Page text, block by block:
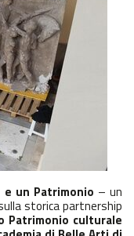
un Patrimonio – un
storica partnership
Patrimonio culturale